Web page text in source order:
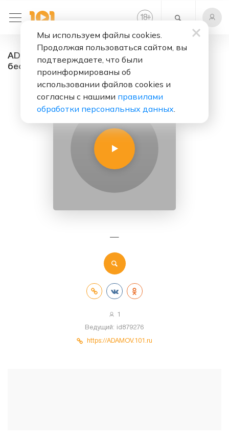
18+
ADAMOV radio - радио онлайн. Слушать
бесплатно
—
1
Ведущий: id879276
https://ADAMOV.101.ru
Мы используем файлы cookies.
Продолжая пользоваться сайтом, вы
подтверждаете, что были
проинформированы об
использовании файлов cookies и
согласны с нашими правилами
обработки персональных данных.